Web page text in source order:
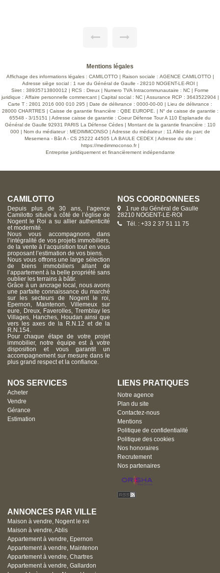
lumineuse et conviviale avec cuisine ouverte, trois chambres
atelier, rangement ou futur aménagement selon vos envies.
Implantée sur un terrain clos et arboré de 1 115 m², la
propriété bénéficie d'un agréable extérieur propice aux
moments en famille. Plusieurs améliorations ont déjà été
réalisées : rénovation en 2013, installation du double vitrage,
remplacement de la chaudière fioul en 2017 et électricité aux
normes. Classée en DPE G, cette maison offre néanmoins
un fort potentiel d'amélioration énergétique grâce à des
travaux accessibles et efficaces, tels que l'installation d'une
pompe à chaleur, l'isolation thermique par l'extérieur ou
encore le remplacement de la VMC, permettant d'envisager
un gain significatif de performance et de confort. Une
opportunité idéale pour des acquéreurs souhaitant
personnaliser leur futur lieu de vie tout en s'appuyant sur une
Mentions légales
Affichage des informations légales : CAMILOTTO | Raison sociale : AGENCE CAMILOTTO |
Adresse siège social : 1 rue du Général de Gaulle - 28210 NOGENT-LE-ROI |
Siret : 38935713800012 | RCS : Dreux | Numero TVA Intracommunautaire : NC | Forme
juridique : Affaire personnelle commercant | Capital social : NC | Assurance RCP : 3643522904 |
Carte T : 2801 2016 000 010 295 | Date de délivrance : 0000-00-00 | Lieu de délivrance :
28000 CHARTRES | Caisse de garantie financière : QBE EUROPE. | N° de caisse de garantie :
65548 - 3/15151 | Adresse caisse de garantie : Coeur Défense Tour A 110 Esplanade du
Général de Gaulle 92931 PARIS La Défense Cédes | Montant de la garantie financière : 110
000 | Nom du médiateur : MEDIMMCONSO | Adresse du médiateur : 11 Allée du parc de
Mesemena - Bât A - CS 25222 44505 LA BAULE CEDEX | Adresse du site :
https://medimmoconso.fr|
Entreprise juridiquement et financièrement indépendante
CAMILOTTO
Depuis plus de 30 ans, l’agence
Camilotto située à côté de l’église de
Nogent le Roi a su allier authenticité
et modernité.
Nous vous accompagnons dans
l’intégralité de vos projets immobiliers,
de la vente à l’acquisition tout en vous
proposant l’estimation de vos biens.
Nous vous offrons une large sélection
de biens immobiliers allant de
l’appartement à la belle propriété sans
oublier les terrains à bâtir.
Grâce à un ancrage local, nous avons
une parfaite connaissance du marché
sur les secteurs de Nogent le roi,
Epernon, Maintenon, Villemeux sur
eure, Dreux, Faverolles, Tremblay les
Villages, Hanches, Houdan ainsi que
vers les axes de la R.N.12 et de la
R.N.154.
Pour chaque étape de votre projet
immobilier, notre équipe est à votre
disposition et vous garantit un
accompagnement sur mesure dans le
plus grand respect et la confiance.
NOS COORDONNÉES
1 rue du Général de Gaulle
28210 NOGENT-LE-ROI
Tél. : +33 2 37 51 11 75
NOS SERVICES
Acheter
Vendre
Gérance
Estimation
LIENS PRATIQUES
Notre agence
Plan du site
Contactez-nous
Mentions
Politique de confidentialité
Politique des cookies
Nos honoraires
Recrutement
Nos partenaires
ANNONCES PAR VILLE
Maison à vendre, Nogent le roi
Maison à vendre, Ablis
Appartement à vendre, Epernon
Appartement à vendre, Maintenon
Appartement à vendre, Chartres
Appartement à vendre, Gallardon